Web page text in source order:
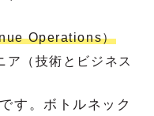
Operations）
ア（技術とビジネス
です。ボトルネック